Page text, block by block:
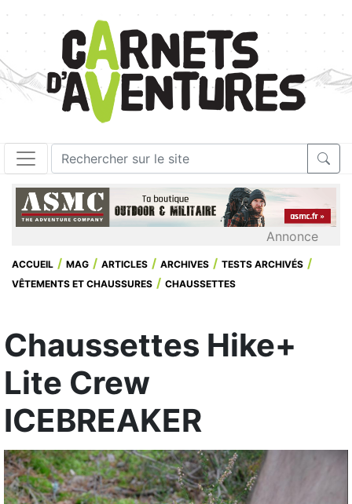
Annonce
ACCUEIL MAG ARTICLES ARCHIVES
TESTS ARCHIVÉS
VÊTEMENTS ET CHAUSSURES
CHAUSSETTES
Chaussettes Hike+
Lite Crew
ICEBREAKER